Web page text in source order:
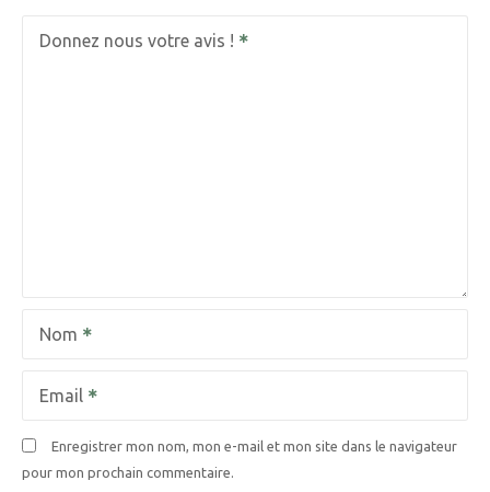
Donnez nous votre avis !
Nom
Email
Enregistrer mon nom, mon e-mail et mon site dans le navigateur
pour mon prochain commentaire.